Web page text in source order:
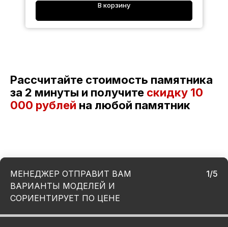
В корзину
Рассчитайте стоимость памятника
за 2 минуты и получите скидку 10
000 рублей на любой памятник
МЕНЕДЖЕР ОТПРАВИТ ВАМ
ВАРИАНТЫ МОДЕЛЕЙ И
СОРИЕНТИРУЕТ ПО ЦЕНЕ
1/5